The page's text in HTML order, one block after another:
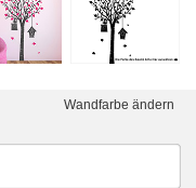
Wandfarbe ändern